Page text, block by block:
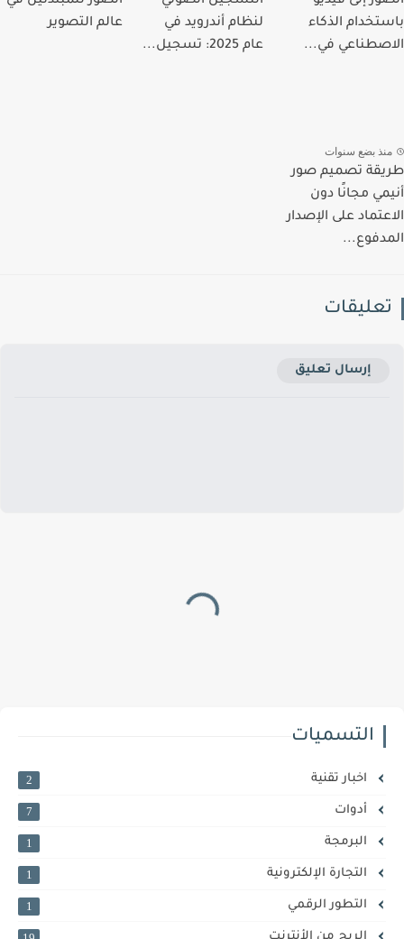
الذكاء
في...
لنظام أندرويد في
عام 2025: تسجيل...
عالم التصوير
بضع سنوات
تصميم صور
مجانًا دون
على الإصدار
إرسال تعليق
التسميات
اخبار تقنية
أدوات
البرمجة
التجارة الإلكترونية
التطور الرقمي